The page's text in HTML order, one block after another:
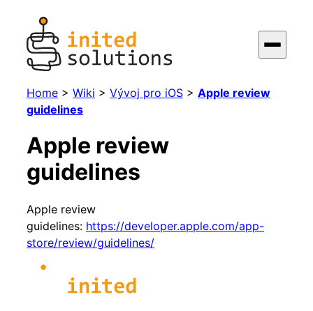
Home > Wiki > Vývoj pro iOS > Apple review
guidelines
Apple review
guidelines
Apple review
guidelines: https://developer.apple.com/app-
store/review/guidelines/